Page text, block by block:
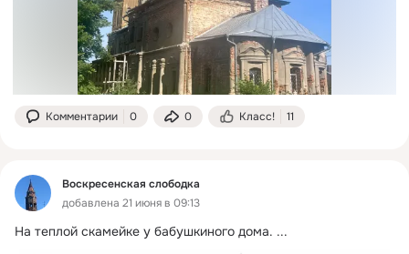
Комментарии 0 0 Класс! 11
Воскресенская слободка
добавлена 21 июня в 09:13
На теплой скамейке у бабушкиного дома. ...